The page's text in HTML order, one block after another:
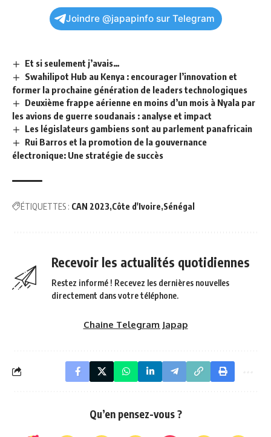
Joindre @japapinfo sur Telegram
Et si seulement j’avais…
Swahilipot Hub au Kenya : encourager l’innovation et
former la prochaine génération de leaders technologiques
Deuxième frappe aérienne en moins d’un mois à Nyala par
les avions de guerre soudanais : analyse et impact
Les législateurs gambiens sont au parlement panafricain
Rui Barros et la promotion de la gouvernance
électronique: Une stratégie de succès
ÉTIQUETTES : CAN 2023 Côte d'Ivoire Sénégal
Recevoir les actualités quotidiennes
Restez informé ! Recevez les dernières nouvelles
directement dans votre téléphone.
Chaine Telegram Japap
Qu’en pensez-vous ?